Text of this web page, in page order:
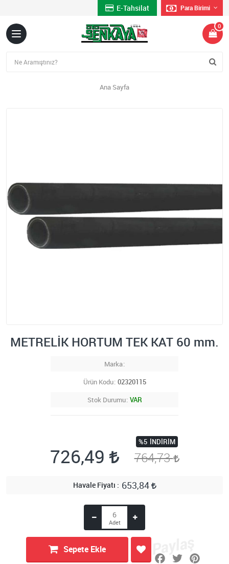
E-Tahsilat Para Birimi
0
Ana Sayfa
METRELİK HORTUM TEK KAT 60 mm.
Marka
Ürün Kodu 02320115
Stok Durumu VAR
726,49
%5 İNDIRIM
764,73
Havale Fiyatı 653,84
Sepete Ekle